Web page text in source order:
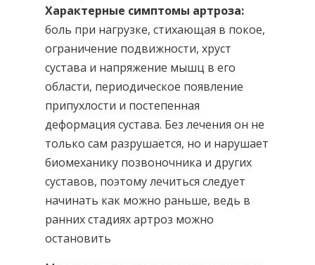
Характерные симптомы артроза:
боль при нагрузке, стихающая в покое,
ограничение подвижности, хруст
сустава и напряжение мышц в его
области, периодическое появление
припухлости и постепенная
деформация сустава. Без лечения он не
только сам разрушается, но и нарушает
биомеханику позвоночника и других
суставов, поэтому лечиться следует
начинать как можно раньше, ведь в
ранних стадиях артроз можно
остановить